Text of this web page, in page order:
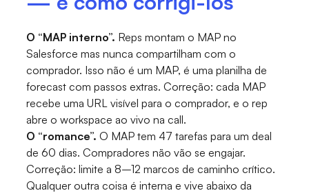
O “MAP interno”. Reps montam o MAP no
Salesforce mas nunca compartilham com o
comprador. Isso não é um MAP, é uma planilha de
forecast com passos extras. Correção: cada MAP
recebe uma URL visível para o comprador, e o rep
abre o workspace ao vivo na call.
O “romance”. O MAP tem 47 tarefas para um deal
de 60 dias. Compradores não vão se engajar.
Correção: limite a 8–12 marcos de caminho crítico.
Qualquer outra coisa é interna e vive abaixo da